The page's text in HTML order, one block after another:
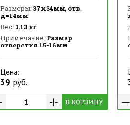
Размеры: 37х34мм, отв.
д=14мм
Вес: 0.13 кг
Примечание: Размер
отверстия 15-16мм
Цена:
39 руб.
В КОРЗИНУ